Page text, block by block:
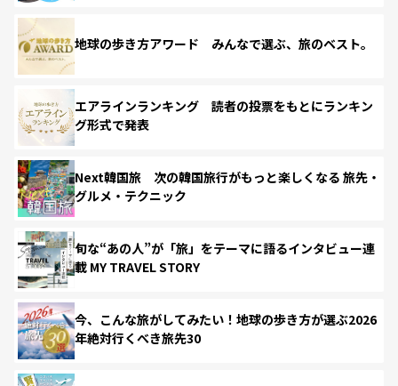
地球の歩き方アワード みんなで選ぶ、旅のベスト。
エアラインランキング 読者の投票をもとにランキン
グ形式で発表
Next韓国旅 次の韓国旅行がもっと楽しくなる 旅先・
グルメ・テクニック
旬な“あの人”が「旅」をテーマに語るインタビュー連
載 MY TRAVEL STORY
今、こんな旅がしてみたい！地球の歩き方が選ぶ2026
年絶対行くべき旅先30